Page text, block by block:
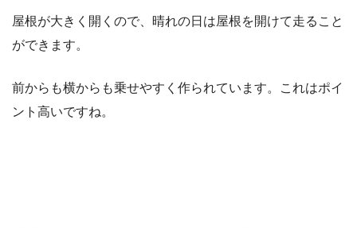
屋根が大きく開くので、晴れの日は屋根を開けて走ること
ができます。
前からも横からも乗せやすく作られています。これはポイ
ント高いですね。